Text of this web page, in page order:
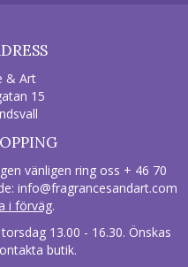
& Art
15
vänligen ring oss + 46 70
info@fragrancesandart.com
i förväg.
13.00 - 16.30. Önskas
butik.